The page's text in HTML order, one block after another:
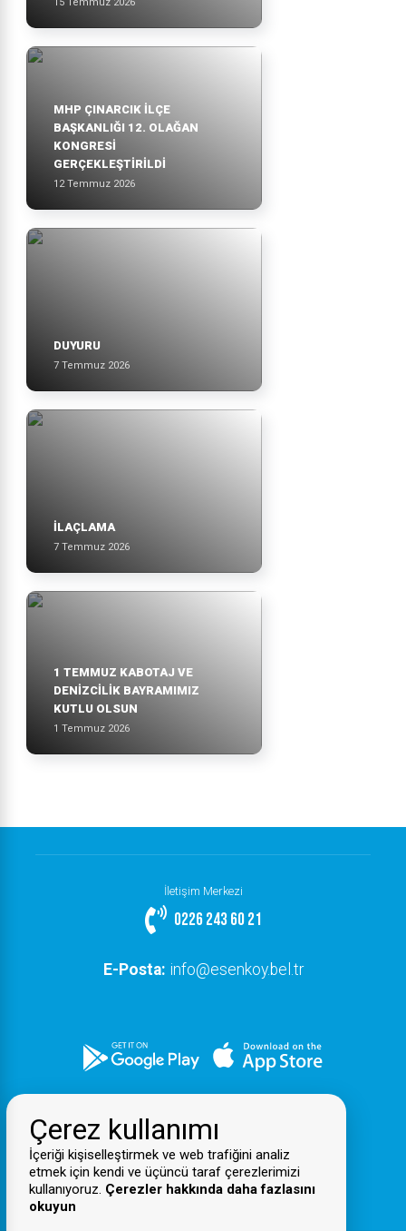
15 Temmuz 2026
MHP ÇINARCIK İLÇE
BAŞKANLIĞI 12. OLAĞAN
KONGRESİ
GERÇEKLEŞTİRİLDİ
12 Temmuz 2026
DUYURU
7 Temmuz 2026
İLAÇLAMA
7 Temmuz 2026
1 TEMMUZ KABOTAJ VE
DENİZCİLİK BAYRAMIMIZ
KUTLU OLSUN
1 Temmuz 2026
İletişim Merkezi
0226 243 60 21
E-Posta: info@esenkoy.bel.tr
Çerez kullanımı
İçeriği kişiselleştirmek ve web trafiğini analiz
etmek için kendi ve üçüncü taraf çerezlerimizi
kullanıyoruz. Çerezler hakkında daha fazlasını
okuyun